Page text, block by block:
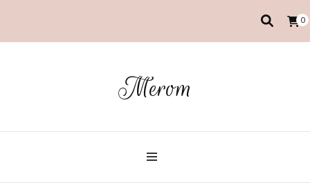
0
Merom